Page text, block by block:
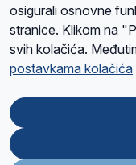
O namaRadio Program
Ova stranica je
Store
osigurali osnovne
stranice. Klikom na
svih kolačića.
postavkama kolačića